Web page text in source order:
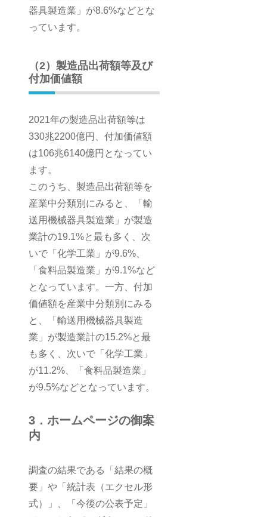
器具製造業」が8.6%などとな
っています。
（2）製造品出荷額等及び
付加価値額
2021年の製造品出荷額等は
330兆2200億円、付加価値額
は106兆6140億円となってい
ます。
このうち、製造品出荷額等を
産業中分類別にみると、「輸
送用機械器具製造業」が製造
業計の19.1%と最も多く、次
いで「化学工業」が9.6%、
「食料品製造業」が9.1%など
となっています。一方、付加
価値額を産業中分類別にみる
と、「輸送用機械器具製造
業」が製造業計の15.2%と最
も多く、次いで「化学工業」
が11.2%、「食料品製造業」
が9.5%などとなっています。
3．ホームページの御案
内
調査の結果である「結果の概
要」や「統計表（エクセル形
式）」、「今後の公表予定」